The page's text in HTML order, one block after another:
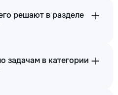
решают в разделе
задачам в категории